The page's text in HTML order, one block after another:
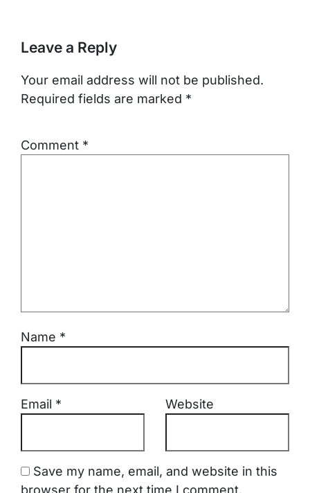
Leave a Reply
Your email address will not be published.
Required fields are marked *
Comment *
Name *
Email * Website
Save my name, email, and website in this
browser for the next time I comment.